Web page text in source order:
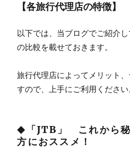
【各旅行代理店の特徴】
以下では、当ブログでご紹介
の比較を載せておきます。
旅行代理店によってメリット
すので、上手にご利用ください
◆
「JTB」 これから
方におススメ！